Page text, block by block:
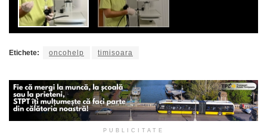
Etichete: oncohelp timisoara
PUBLICITATE